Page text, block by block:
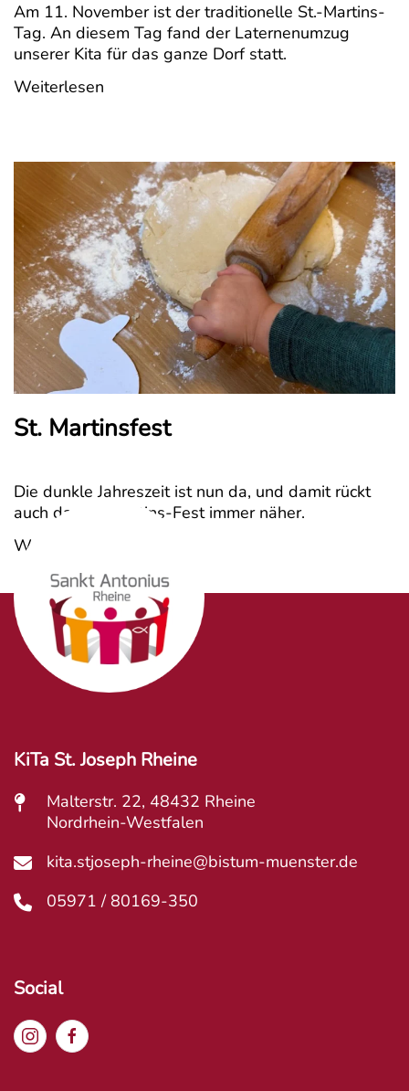
Am 11. November ist der traditionelle St.-Martins-
Tag. An diesem Tag fand der Laternenumzug
unserer Kita für das ganze Dorf statt.
Weiterlesen
St. Martinsfest
Die dunkle Jahreszeit ist nun da, und damit rückt
auch das St.-Martins-Fest immer näher.
Weiterlesen
KiTa St. Joseph Rheine
Malterstr. 22, 48432 Rheine
Nordrhein-Westfalen
kita.stjoseph-rheine@bistum-muenster.de
05971 / 80169-350
Social